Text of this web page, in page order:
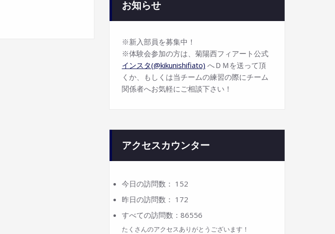
お知らせ
※新入部員を募集中！
※体験会参加の方は、菊陽西フィアート公式
インスタ(@kikunishifiato) へＤＭを送って頂
くか、もしくは当チームの練習の際にチーム
関係者へお気軽にご相談下さい！
アクセスカウンター
今日の訪問数： 152
昨日の訪問数： 172
すべての訪問数： 86556
たくさんのアクセスありがとうございます！